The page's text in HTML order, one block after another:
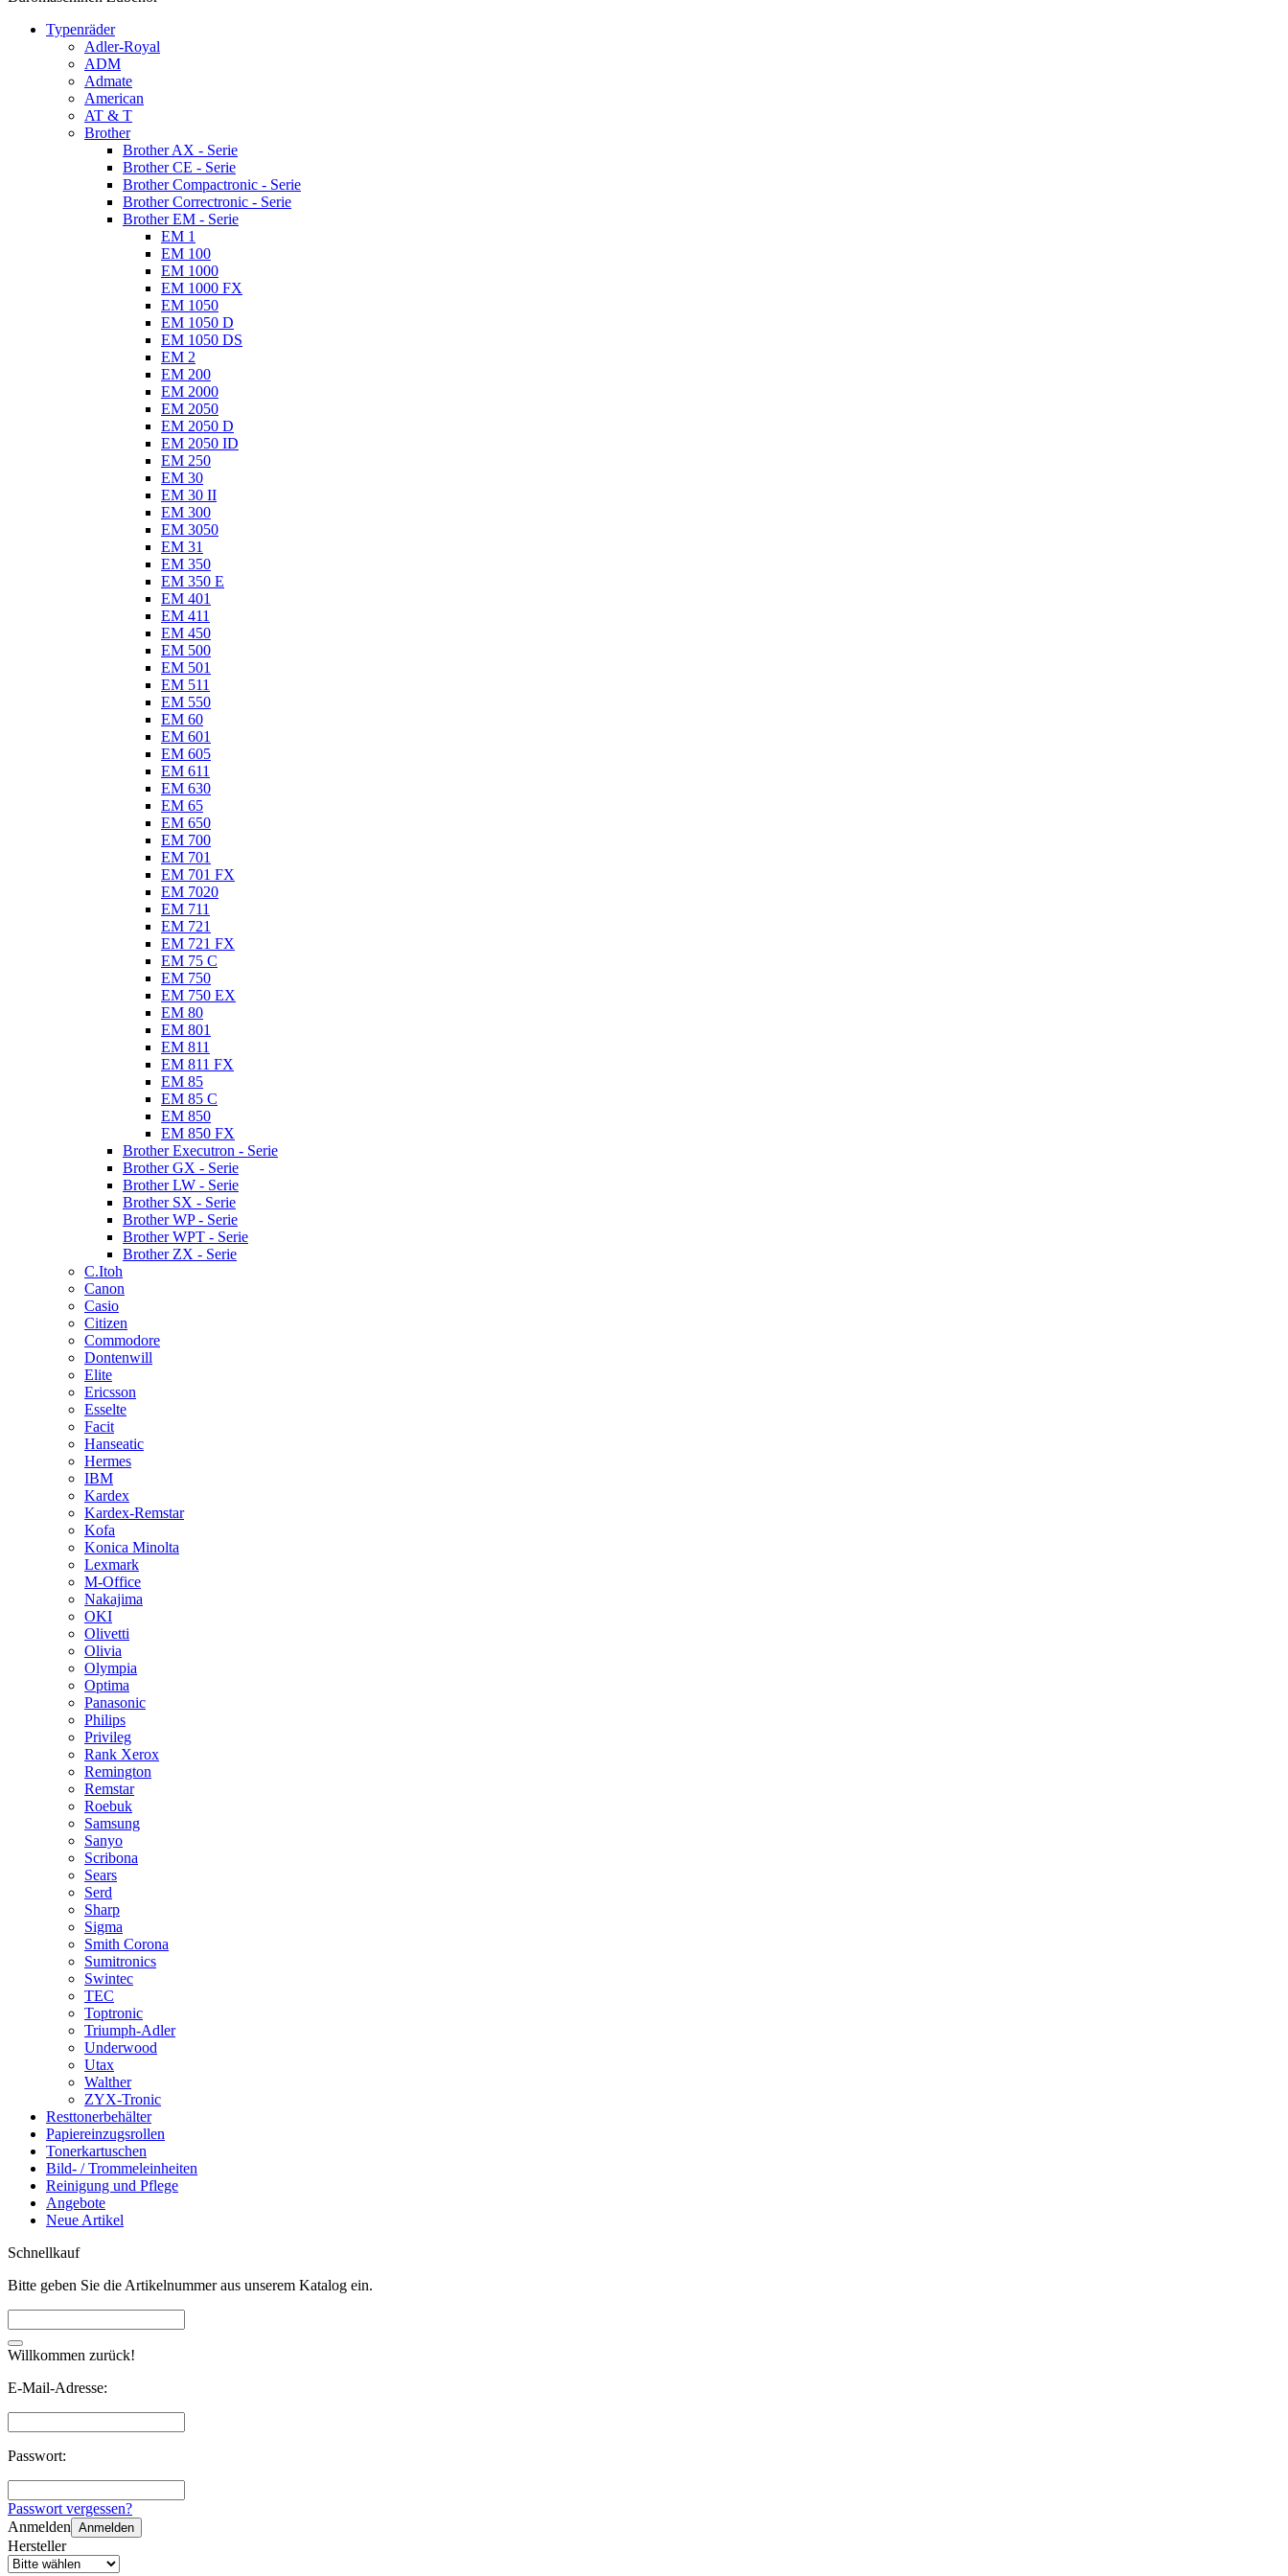
Typenräder
Adler-Royal
ADM
Admate
American
AT & T
Brother
Brother AX - Serie
Brother CE - Serie
Brother Compactronic - Serie
Brother Correctronic - Serie
Brother EM - Serie
EM 1
EM 100
EM 1000
EM 1000 FX
EM 1050
EM 1050 D
EM 1050 DS
EM 2
EM 200
EM 2000
EM 2050
EM 2050 D
EM 2050 ID
EM 250
EM 30
EM 30 II
EM 300
EM 3050
EM 31
EM 350
EM 350 E
EM 401
EM 411
EM 450
EM 500
EM 501
EM 511
EM 550
EM 60
EM 601
EM 605
EM 611
EM 630
EM 65
EM 650
EM 700
EM 701
EM 701 FX
EM 7020
EM 711
EM 721
EM 721 FX
EM 75 C
EM 750
EM 750 EX
EM 80
EM 801
EM 811
EM 811 FX
EM 85
EM 85 C
EM 850
EM 850 FX
Brother Executron - Serie
Brother GX - Serie
Brother LW - Serie
Brother SX - Serie
Brother WP - Serie
Brother WPT - Serie
Brother ZX - Serie
C.Itoh
Canon
Casio
Citizen
Commodore
Dontenwill
Elite
Ericsson
Esselte
Facit
Hanseatic
Hermes
IBM
Kardex
Kardex-Remstar
Kofa
Konica Minolta
Lexmark
M-Office
Nakajima
OKI
Olivetti
Olivia
Olympia
Optima
Panasonic
Philips
Privileg
Rank Xerox
Remington
Remstar
Roebuk
Samsung
Sanyo
Scribona
Sears
Serd
Sharp
Sigma
Smith Corona
Sumitronics
Swintec
TEC
Toptronic
Triumph-Adler
Underwood
Utax
Walther
ZYX-Tronic
Resttonerbehälter
Papiereinzugsrollen
Tonerkartuschen
Bild- / Trommeleinheiten
Reinigung und Pflege
Angebote
Neue Artikel
Schnellkauf
Bitte geben Sie die Artikelnummer aus unserem Katalog ein.
Willkommen zurück!
E-Mail-Adresse:
Passwort:
Passwort vergessen?
Anmelden Anmelden
Hersteller